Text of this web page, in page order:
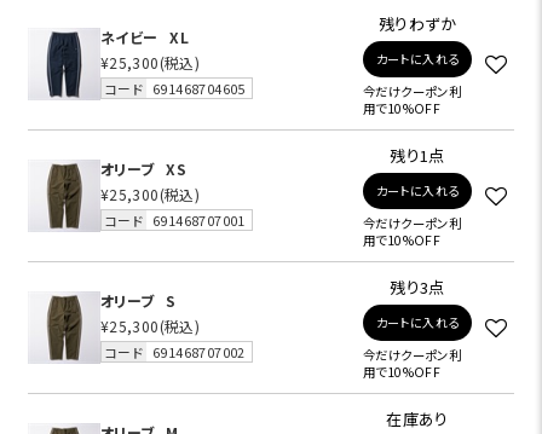
ネイビー
XL
¥25,300(税込)
コード 691468704605
残りわずか
カートに入れる
今だけクーポン利
用で10%OFF
オリーブ XS
¥25,300(税込)
コード 691468707001
残り1点
カートに入れる
今だけクーポン利
用で10%OFF
オリーブ S
¥25,300(税込)
コード 691468707002
残り3点
カートに入れる
今だけクーポン利
用で10%OFF
在庫あり